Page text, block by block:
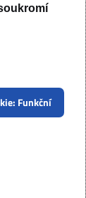
Funkční